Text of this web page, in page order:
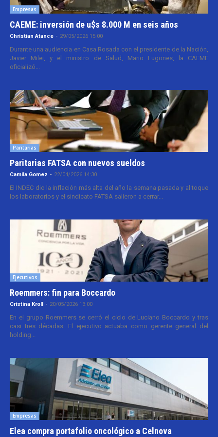
Empresas
CAEME: inversión de u$s 8.000 M en seis años
Christian Atance - 29/05/2026 15:00
Durante una audiencia en Casa Rosada con el presidente de la Nación,
Javier Milei, y el ministro de Salud, Mario Lugones, la CAEME
oficializó...
Paritarias
Paritarias FATSA con nuevos sueldos
Camila Gomez - 22/04/2026 14:30
El INDEC dio la inflación más alta del año la semana pasada y al toque
los laboratorios y el sindicato FATSA salieron a cerrar...
Ejecutivos
Roemmers: fin para Boccardo
Cristina Kroll - 20/05/2026 13:00
En el grupo Roemmers se cerró el ciclo de Luciano Boccardo y tras
casi tres décadas. El ejecutivo actuaba como gerente general del
holding...
Empresas
Elea compra portafolio oncológico a Celnova